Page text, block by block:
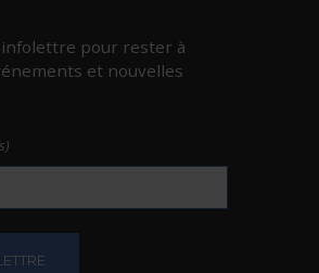
pour rester à
et nouvelles